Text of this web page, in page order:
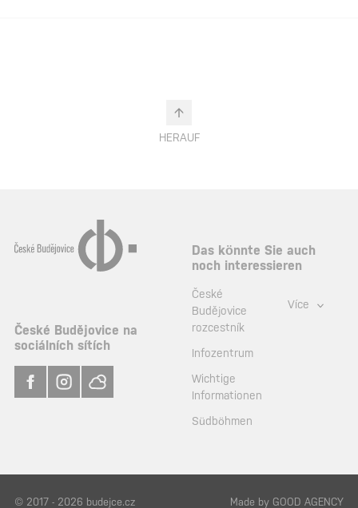
HERAUF
České Budějovice na
sociálních sítích
Das könnte Sie auch
noch interessieren
České
Budějovice
rozcestník
Infozentrum
Wichtige
Informationen
Südböhmen
Více
© 2017 - 2026 budejce.cz Made by GOOD AGENCY